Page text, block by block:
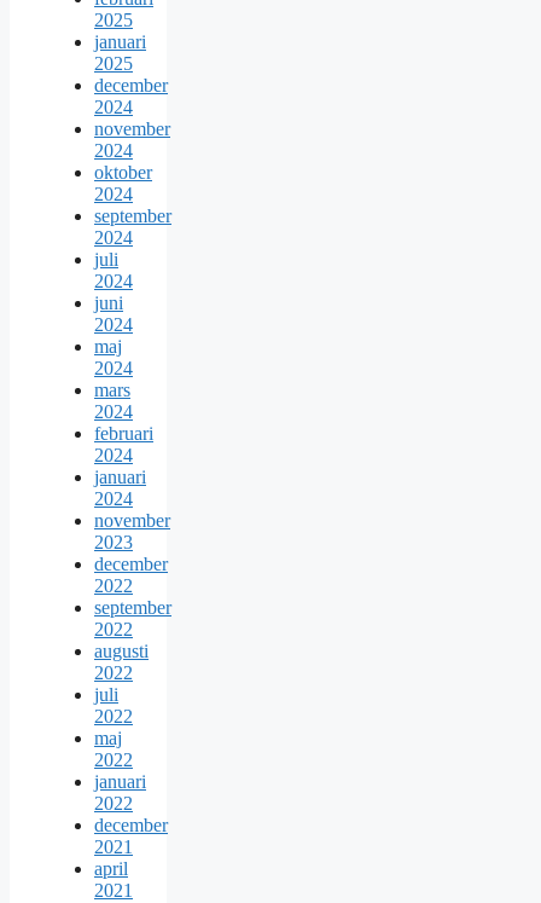
2025
januari
2025
december
2024
november
2024
oktober
2024
september
2024
juli
2024
juni
2024
maj
2024
mars
2024
februari
2024
januari
2024
november
2023
december
2022
september
2022
augusti
2022
juli
2022
maj
2022
januari
2022
december
2021
april
2021